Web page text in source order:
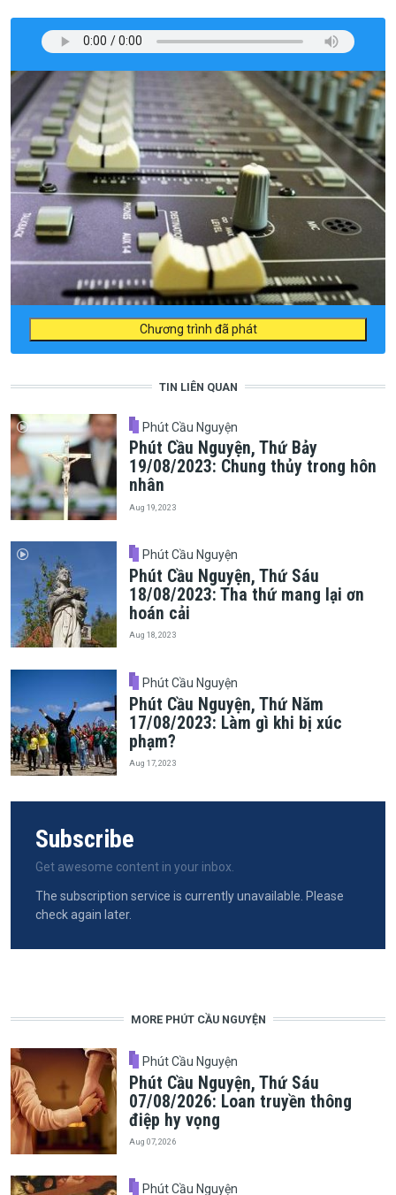
Chương trình đã phát
TIN LIÊN QUAN
Phút Cầu Nguyện
Phút Cầu Nguyện, Thứ Bảy
19/08/2023: Chung thủy trong hôn
nhân
Aug 19, 2023
Phút Cầu Nguyện
Phút Cầu Nguyện, Thứ Sáu
18/08/2023: Tha thứ mang lại ơn
hoán cải
Aug 18, 2023
Phút Cầu Nguyện
Phút Cầu Nguyện, Thứ Năm
17/08/2023: Làm gì khi bị xúc
phạm?
Aug 17, 2023
Subscribe
Get awesome content in your inbox.
The subscription service is currently unavailable. Please
check again later.
MORE PHÚT CẦU NGUYỆN
Phút Cầu Nguyện
Phút Cầu Nguyện, Thứ Sáu
07/08/2026: Loan truyền thông
điệp hy vọng
Aug 07, 2026
Phút Cầu Nguyện